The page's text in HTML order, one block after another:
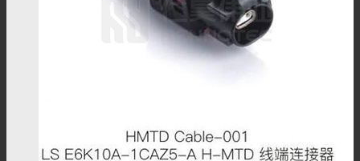
Mini Fakra连接器
Mini Fakra线束